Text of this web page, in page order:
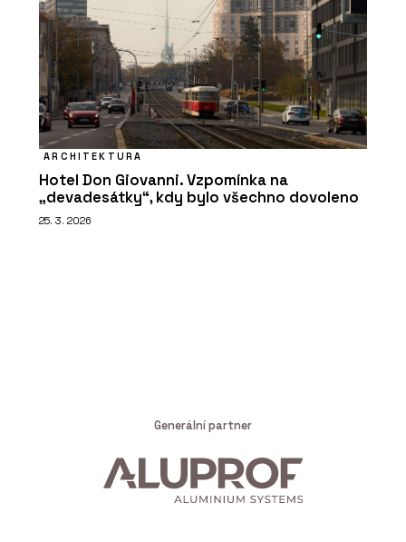
ARCHITEKTURA
Hotel Don Giovanni. Vzpomínka na
„devadesátky“, kdy bylo všechno dovoleno
25. 3. 2026
Generální partner